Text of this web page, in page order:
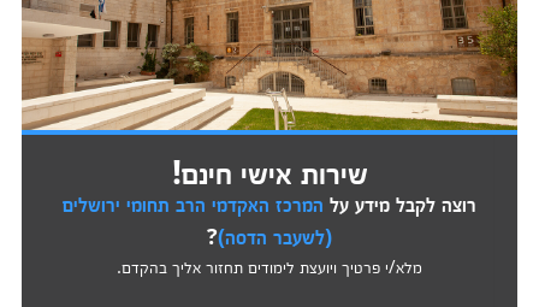
שירות אישי חינם!
רוצה לקבל מידע על המרכז האקדמי הרב תחומי ירושלים
(לשעבר הדסה)?
מלא/י פרטיך ויועצת לימודים תחזור אליך בהקדם.